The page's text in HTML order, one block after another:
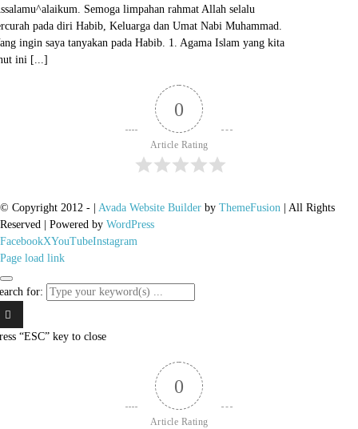
Semoga limpahan rahmat Allah selalu
pada diri Habib, Keluarga dan Umat Nabi Muhammad.
ingin saya tanyakan pada Habib. 1. Agama Islam yang kita
ini [...]
0
Article Rating
© Copyright 2012 - Avada Website Builder by ThemeFusion | All Rights
Reserved | Powered by WordPress
FacebookXYouTubeInstagram
Page load link
for:
“ESC” key to close
0
Article Rating